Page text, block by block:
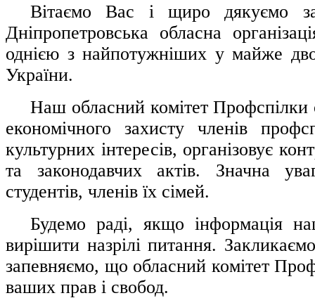
Вітаємо Вас і щиро дякуємо за
Дніпропетровська обласна
однією з найпотужніших у майже
України.
Наш обласний комітет Профспілки
економічного захисту членів
культурних інтересів, організовує
та законодавчих актів. Значна
студентів, членів їх сімей.
Будемо раді, якщо інформація
вирішити назрілі питання.
запевняємо, що обласний комітет
ваших прав і свобод.